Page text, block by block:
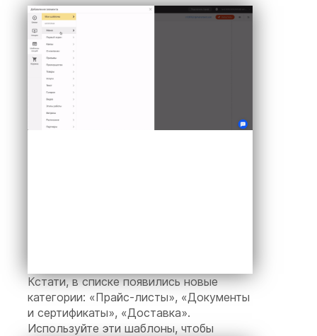
Кстати, в списке появились новые
категории: «Прайс-листы», «Документы
и сертификаты», «Доставка».
Используйте эти шаблоны, чтобы